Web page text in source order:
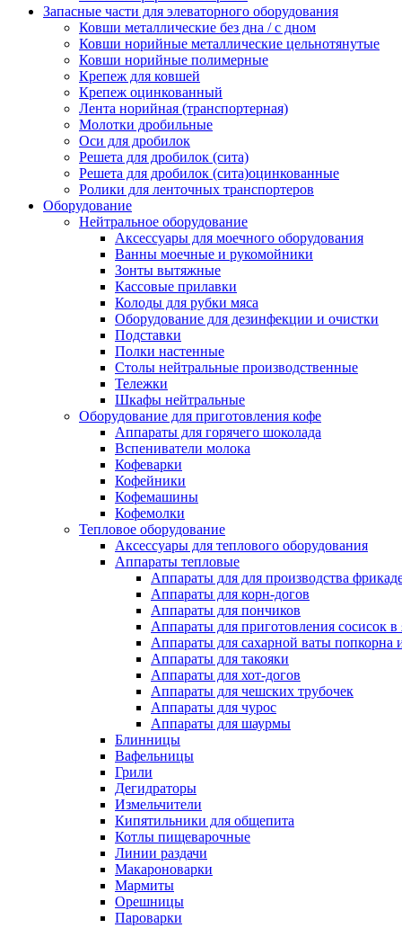
Запасные части для элеваторного оборудования
Ковши металлические без дна / с дном
Ковши норийные металлические цельнотянутые
Ковши норийные полимерные
Крепеж для ковшей
Крепеж оцинкованный
Лента норийная (транспортерная)
Молотки дробильные
Оси для дробилок
Решета для дробилок (сита)
Решета для дробилок (сита)оцинкованные
Ролики для ленточных транспортеров
Оборудование
Нейтральное оборудование
Аксессуары для моечного оборудования
Ванны моечные и рукомойники
Зонты вытяжные
Кассовые прилавки
Колоды для рубки мяса
Оборудование для дезинфекции и очистки
Подставки
Полки настенные
Столы нейтральные производственные
Тележки
Шкафы нейтральные
Оборудование для приготовления кофе
Аппараты для горячего шоколада
Вспениватели молока
Кофеварки
Кофейники
Кофемашины
Кофемолки
Тепловое оборудование
Аксессуары для теплового оборудования
Аппараты тепловые
Аппараты для для производства
Аппараты для корн-догов
Аппараты для пончиков
Аппараты для приготовления сосисок в
Аппараты для сахарной ваты попкорна
Аппараты для такояки
Аппараты для хот-догов
Аппараты для чешских трубочек
Аппараты для чурос
Аппараты для шаурмы
Блинницы
Вафельницы
Грили
Дегидраторы
Измельчители
Кипятильники для общепита
Котлы пищеварочные
Линии раздачи
Макароноварки
Мармиты
Орешницы
Пароварки